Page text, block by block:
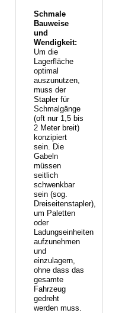
Schmale
Bauweise
und
Wendigkeit:
Um die
Lagerfläche
optimal
auszunutzen,
muss der
Stapler für
Schmalgänge
(oft nur 1,5 bis
2 Meter breit)
konzipiert
sein. Die
Gabeln
müssen
seitlich
schwenkbar
sein (sog.
Dreiseitenstapler),
um Paletten
oder
Ladungseinheiten
aufzunehmen
und
einzulagern,
ohne dass das
gesamte
Fahrzeug
gedreht
werden muss.